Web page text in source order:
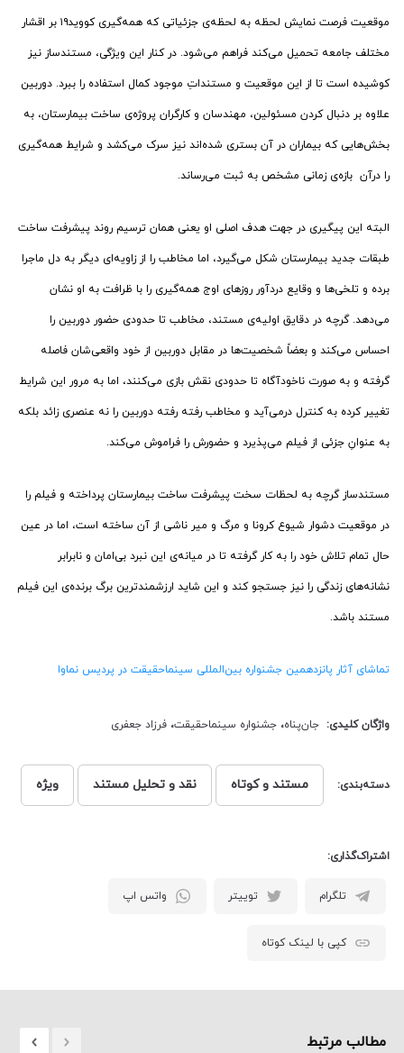
موقعیت فرصت نمایش لحظه به لحظه‌ی جزئیاتی که همه‌گیری کووید۱۹ بر اقشار
مختلف جامعه تحمیل می‌کند فراهم می‌شود. در کنار این ویژگی، مستندساز نیز
کوشیده است تا از این موقعیت‌ و مستنداتِ موجود کمال استفاده را ببرد. دوربین
علاوه بر دنبال کردن مسئولین، مهندسان و کارگران پروژه‌ی ساخت بیمارستان، به
بخش‌هایی که بیماران در آن بستری شده‌اند نیز سرک می‌کشد و شرایط همه‌گیری
را درآن بازه‌ی زمانی مشخص به ثبت می‌رساند.
البته این پیگیری در جهت هدف اصلی او یعنی همان ترسیم روند پیشرفت ساخت
طبقات جدید بیمارستان شکل می‌گیرد، اما مخاطب را از زاویه‌ای دیگر به دل ماجرا
برده و تلخی‌ها و وقایع دردآور روزهای اوج همه‌گیری را با ظرافت به او نشان
می‌دهد. گرچه در دقایق اولیه‌ی مستند، مخاطب تا حدودی حضور دوربین را
احساس می‌کند و بعضاً شخصیت‌ها در مقابل دوربین از خود واقعی‌شان فاصله
گرفته و به صورت ناخودآگاه تا حدودی نقش بازی می‌کنند، اما به مرور این شرایط
تغییر کرده به کنترل درمی‌آید و مخاطب رفته رفته دوربین را نه عنصری زائد بلکه
به عنوانِ جزئی از فیلم می‌پذیرد و حضورش را فراموش می‌کند.
مستندساز گرچه به لحظات سخت پیشرفت ساخت بیمارستان پرداخته و فیلم را
در موقعیت دشوار شیوع کرونا و مرگ و میر ناشی از آن ساخته است، اما در عین
حال تمام تلاش خود را به کار گرفته تا در میانه‌ی این نبرد بی‌امان و نابرابر
نشانه‌های زندگی را نیز جستجو کند و این شاید ارزشمندترین برگ برنده‌ی این فیلم
مستند باشد.
تماشای آثار پانزدهمین جشنواره بین‌المللی سینماحقیقت در پردیس نماوا
واژگان کلیدی: جان‌پناه، جشنواره سینماحقیقت، فرزاد جعفری
دسته‌بندی: مستند و کوتاه نقد و تحلیل مستند ویژه
اشتراک‌گذاری:
تلگرام توییتر واتس اپ
کپی با لینک کوتاه
مطالب مرتبط